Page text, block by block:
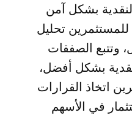
بشكل آمن
تحليل
وتتبع الصفقات
بشكل أفضل،
اتخاذ القرارات